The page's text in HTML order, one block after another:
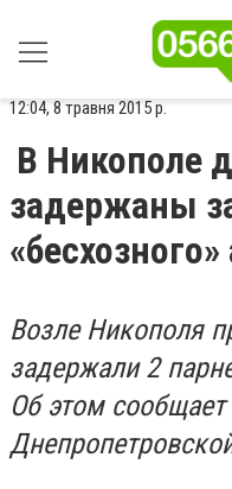
12:04, 8 травня 2015 р.
В Никополе
задержаны
Возле Никополя
задержали 2
Об этом